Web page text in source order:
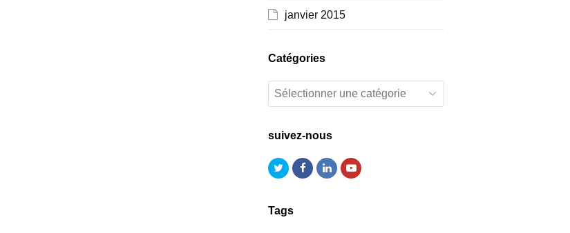
janvier 2015
Catégories
Catégories
suivez-nous
TwitterFacebook
LinkedInYoutube
Tags